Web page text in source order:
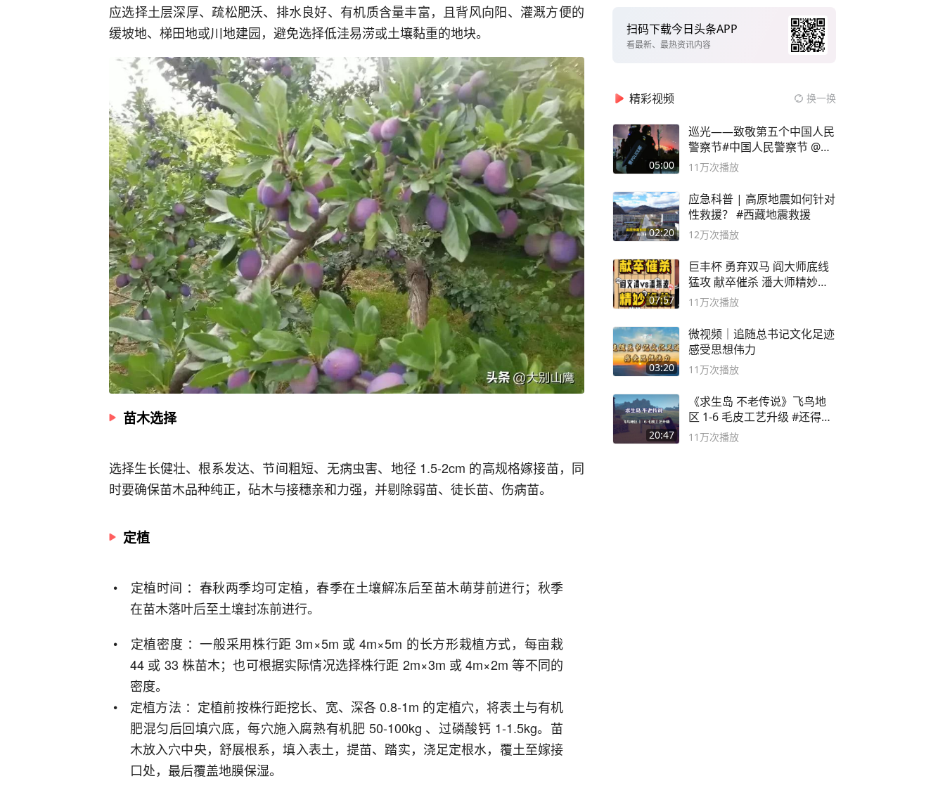
应选择土层深厚、疏松肥沃、排水良好、有机质含量丰富，且背风向阳、灌溉方便的
缓坡地、梯田地或川地建园，避免选择低洼易涝或土壤黏重的地块。
苗木选择
选择生长健壮、根系发达、节间粗短、无病虫害、地径 1.5-2cm 的高规格嫁接苗，同
时要确保苗木品种纯正，砧木与接穗亲和力强，并剔除弱苗、徒长苗、伤病苗。
定植
定植时间 ：春秋两季均可定植，春季在土壤解冻后至苗木萌芽前进行；秋季
在苗木落叶后至土壤封冻前进行。
定植密度 ：一般采用株行距 3m×5m 或 4m×5m 的长方形栽植方式，每亩栽
44 或 33 株苗木；也可根据实际情况选择株行距 2m×3m 或 4m×2m 等不同的
密度。
定植方法 ：定植前按株行距挖长、宽、深各 0.8-1m 的定植穴，将表土与有机
肥混匀后回填穴底，每穴施入腐熟有机肥 50-100kg 、过磷酸钙 1-1.5kg。苗
木放入穴中央，舒展根系，填入表土，提苗、踏实，浇足定根水，覆土至嫁接
口处，最后覆盖地膜保湿。
扫码下载今日头条APP
看最新、最热资讯内容
精彩视频 换一换
05:00
巡光——致敬第五个中国人民
警察节#中国人民警察节 @抖
音小助手
11万次播放
02:20
应急科普 | 高原地震如何针对
性救援？ #西藏地震救援
12万次播放
07:57
巨丰杯 勇弃双马 阎大师底线
猛攻 献卒催杀 潘大师精妙入
局
11万次播放
03:20
微视频｜追随总书记文化足迹
感受思想伟力
11万次播放
20:47
《求生岛 不老传说》飞鸟地
区 1-6 毛皮工艺升级 #还得是
主机大作
11万次播放